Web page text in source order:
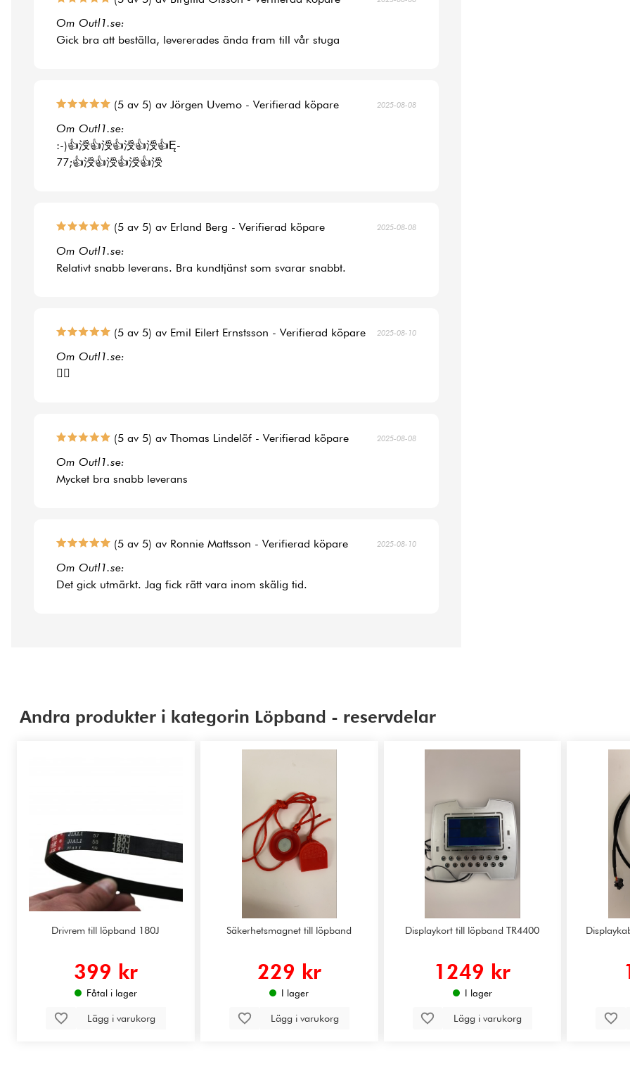
Om Outl1.se:
Gick bra att beställa, levererades ända fram till vår stuga
(5 av 5) av Jörgen Uvemo - Verifierad köpare 2025-08-08
Om Outl1.se:
:-)👍涭👍涭👍涭👍涭👍Ę-
77;👍涭👍涭👍涭👍涭
(5 av 5) av Erland Berg - Verifierad köpare 2025-08-08
Om Outl1.se:
Relativt snabb leverans. Bra kundtjänst som svarar snabbt.
(5 av 5) av Emil Eilert Ernstsson - Verifierad köpare 2025-08-10
Om Outl1.se:
👍🏻
(5 av 5) av Thomas Lindelöf - Verifierad köpare 2025-08-08
Om Outl1.se:
Mycket bra snabb leverans
(5 av 5) av Ronnie Mattsson - Verifierad köpare 2025-08-10
Om Outl1.se:
Det gick utmärkt. Jag fick rätt vara inom skälig tid.
Andra produkter i kategorin Löpband - reservdelar
Drivrem till löpband 180J
399 kr
Fåtal i lager
Lägg i varukorg
Säkerhetsmagnet till löpband
229 kr
I lager
Lägg i varukorg
Displaykort till löpband TR4400
1249 kr
I lager
Lägg i varukorg